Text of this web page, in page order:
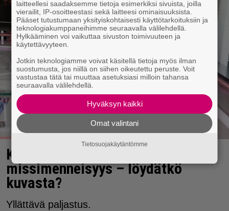
Kirsi Alm-Siiralla on
missimenneisyys – löydätkö
kuvasta?
Yllättävä paljastus.
laitteellesi saadaksemme tietoja esimerkiksi sivuista, joilla
vierailit, IP-osoitteestasi sekä laitteesi ominaisuuksista.
Pääset tutustumaan yksityiskohtaisesti käyttötarkoituksiin ja
teknologiakumppaneihimme seuraavalla välilehdellä.
Hylkääminen voi vaikuttaa sivuston toimivuuteen ja
käytettävyyteen.
Jotkin teknologiamme voivat käsitellä tietoja myös ilman
suostumusta, jos niillä on siihen oikeutettu peruste. Voit
vastustaa tätä tai muuttaa asetuksiasi milloin tahansa
seuraavalla välilehdellä.
Hyväksyn kaikki
Omat valintani
Tietosuojakäytäntömme